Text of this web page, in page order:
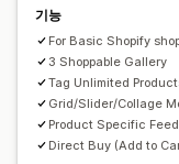
기능
For Basic Shopify
3 Shoppable Gallery
Tag Unlimited
Grid/Slider/Collage
Product Specific Feed
Direct Buy (Add to